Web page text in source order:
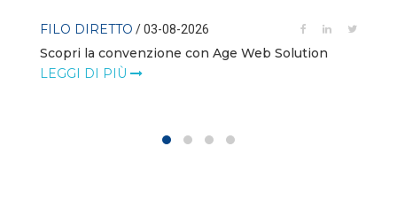
FILO DIRETTO / 03-08-2026
Scopri la convenzione con Age Web Solution
LEGGI DI PIÙ